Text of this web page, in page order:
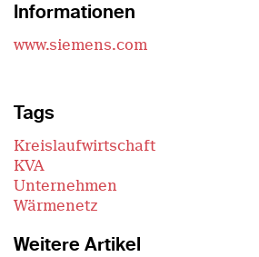
Informationen
www.siemens.com
Tags
Kreislaufwirtschaft
KVA
Unternehmen
Wärmenetz
Weitere Artikel